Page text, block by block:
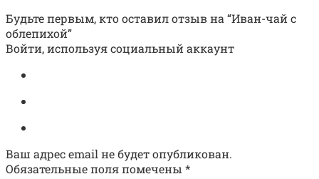
Будьте первым, кто оставил отзыв на “Иван-чай с
облепихой”
Войти, используя социальный аккаунт
Ваш адрес email не будет опубликован.
Обязательные поля помечены *